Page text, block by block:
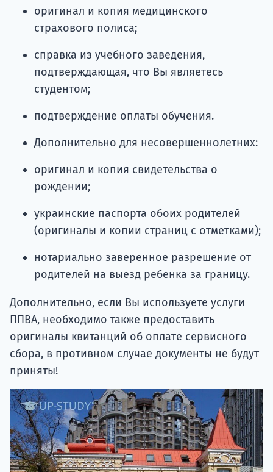
оригинал и копия медицинского
страхового полиса;
справка из учебного заведения,
подтверждающая, что Вы являетесь
студентом;
подтверждение оплаты обучения.
Дополнительно для несовершеннолетних:
оригинал и копия свидетельства о
рождении;
украинские паспорта обоих родителей
(оригиналы и копии страниц с отметками);
нотариально заверенное разрешение от
родителей на выезд ребенка за границу.
Дополнительно, если Вы используете услуги
ППВА, необходимо также предоставить
оригиналы квитанций об оплате сервисного
сбора, в противном случае документы не будут
приняты!